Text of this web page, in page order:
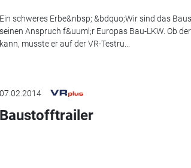
Ein schweres Erbe&nbsp; &bdquo;Wir sind das
seinen Anspruch f&uuml;r Europas Bau-LKW. Ob
kann, musste er auf der VR-Testru...
07.02.2014
Baustofftrailer